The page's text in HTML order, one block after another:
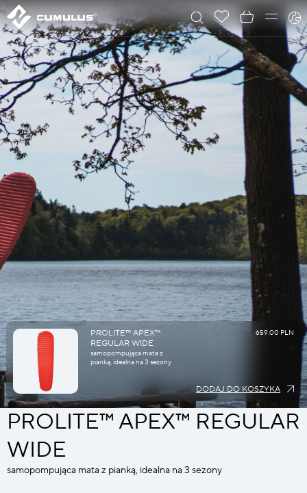
PROLITE™ APEX™
REGULAR WIDE
samopompująca mata z
pianką, idealna na 3 sezony
659.00 PLN
DODAJ DO KOSZYKA
PROLITE™ APEX™ REGULAR
WIDE
samopompująca mata z pianką, idealna na 3 sezony